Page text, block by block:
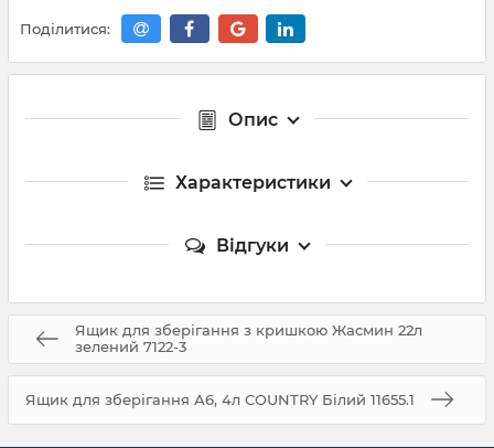
Поділитися:
Опис
Характеристики
Відгуки
Ящик для зберігання з кришкою Жасмин 22л
зелений 7122-3
Ящик для зберігання А6, 4л COUNTRY Білий 11655.1